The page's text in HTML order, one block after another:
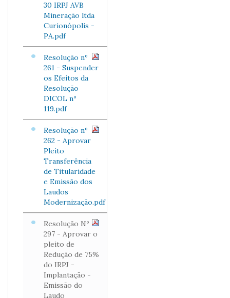
30 IRPJ AVB
Mineração ltda
Curionópolis -
PA.pdf
Resolução nº
261 - Suspender
os Efeitos da
Resolução
DICOL nº
119.pdf
Resolução nº
262 - Aprovar
Pleito
Transferência
de Titularidade
e Emissão dos
Laudos
Modernização.pdf
Resolução Nº
297 - Aprovar o
pleito de
Redução de 75%
do IRPJ -
Implantação -
Emissão do
Laudo